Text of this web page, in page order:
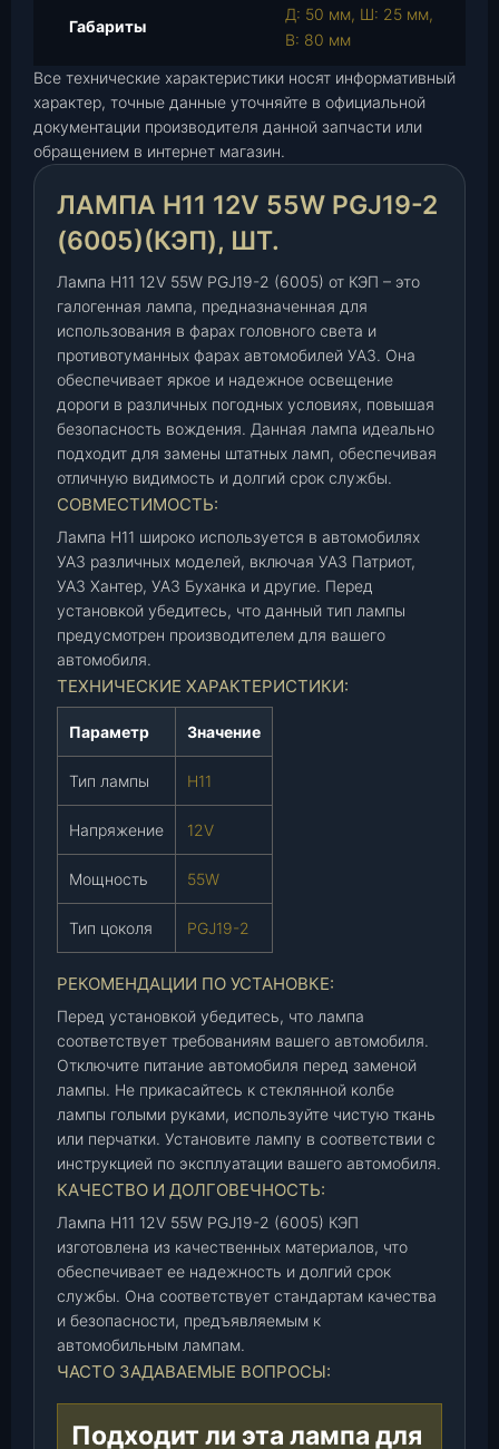
п
а
H
1
2
V
5
5
W
P
G
J
1
9
-
2
(
6
0
0
5
)
Габариты
Д: 50 мм, Ш: 25 мм,
В: 80 мм
Все технические характеристики носят информативный
характер, точные данные уточняйте в официальной
документации производителя данной запчасти или
обращением в интернет магазин.
ЛАМПА H11 12V 55W PGJ19-2
(6005)(КЭП), ШТ.
Лампа H11 12V 55W PGJ19-2 (6005) от КЭП – это
галогенная лампа, предназначенная для
использования в фарах головного света и
противотуманных фарах автомобилей УАЗ. Она
обеспечивает яркое и надежное освещение
дороги в различных погодных условиях, повышая
безопасность вождения. Данная лампа идеально
подходит для замены штатных ламп, обеспечивая
отличную видимость и долгий срок службы.
СОВМЕСТИМОСТЬ:
Лампа H11 широко используется в автомобилях
УАЗ различных моделей, включая УАЗ Патриот,
УАЗ Хантер, УАЗ Буханка и другие. Перед
установкой убедитесь, что данный тип лампы
предусмотрен производителем для вашего
автомобиля.
ТЕХНИЧЕСКИЕ ХАРАКТЕРИСТИКИ:
Параметр Значение
Тип лампы H11
Напряжение 12V
Мощность 55W
Тип цоколя PGJ19-2
РЕКОМЕНДАЦИИ ПО УСТАНОВКЕ:
Перед установкой убедитесь, что лампа
соответствует требованиям вашего автомобиля.
Отключите питание автомобиля перед заменой
лампы. Не прикасайтесь к стеклянной колбе
лампы голыми руками, используйте чистую ткань
или перчатки. Установите лампу в соответствии с
инструкцией по эксплуатации вашего автомобиля.
КАЧЕСТВО И ДОЛГОВЕЧНОСТЬ:
Лампа H11 12V 55W PGJ19-2 (6005) КЭП
изготовлена из качественных материалов, что
обеспечивает ее надежность и долгий срок
службы. Она соответствует стандартам качества
и безопасности, предъявляемым к
автомобильным лампам.
ЧАСТО ЗАДАВАЕМЫЕ ВОПРОСЫ:
Подходит ли эта лампа для